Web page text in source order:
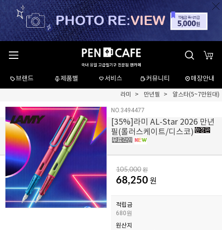
브랜드 제품별 서비스 커뮤니티 매장안내
라미 만년필 알스타(5~7만원대)
NO.3494477
[35%]라미 AL-Star 2026 만년
필(롤러스케이트/디스코)
105,000 원
68,250 원
적립금
680원
원산지